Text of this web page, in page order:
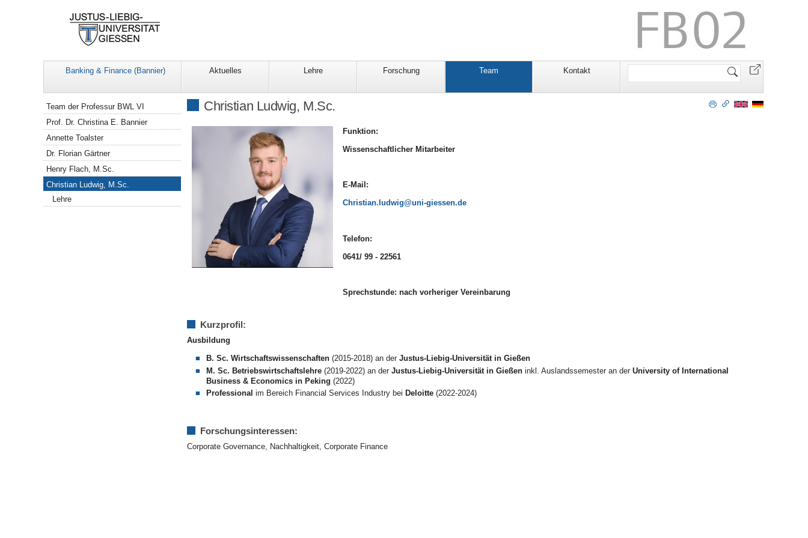
Banking & Finance (Bannier) Aktuelles Lehre Forschung Team Kontakt
Website
Christian Ludwig, M.Sc.
Funktion:
Wissenschaftlicher Mitarbeiter
E-Mail:
Christian.ludwig@uni-giessen.de
Telefon:
0641/ 99 - 22561
Sprechstunde: nach vorheriger Vereinbarung
Kurzprofil:
Ausbildung
B. Sc. Wirtschaftswissenschaften (2015-2018) an der Justus-Liebig-Universität in Gießen
M. Sc. Betriebswirtschaftslehre (2019-2022) an der Justus-Liebig-Universität in Gießen inkl. Auslandssemester an der University of International
Business & Economics in Peking (2022)
Professional im Bereich Financial Services Industry bei Deloitte (2022-2024)
Forschungsinteressen:
Corporate Governance, Nachhaltigkeit, Corporate Finance
Navigation
Team der Professur BWL VI
Prof. Dr. Christina E. Bannier
Annette Toalster
Dr. Florian Gärtner
Henry Flach, M.Sc.
Christian Ludwig, M.Sc.
Lehre